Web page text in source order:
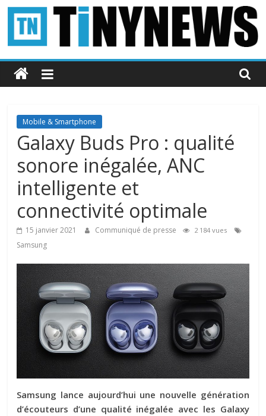
Passer
contenu
Tinynews
Le
belge
connecté
Mobile & Smartphone
Galaxy Buds Pro : qualité
sonore inégalée, ANC
intelligente et
connectivité optimale
15 janvier 2021 Communiqué de presse 2 184 vues
Samsung
Samsung lance aujourd’hui une nouvelle génération
d’écouteurs d’une qualité inégalée avec les Galaxy